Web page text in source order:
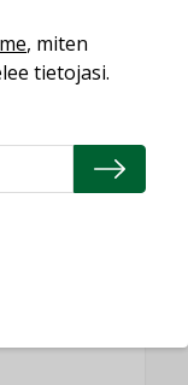
, miten
tietojasi.